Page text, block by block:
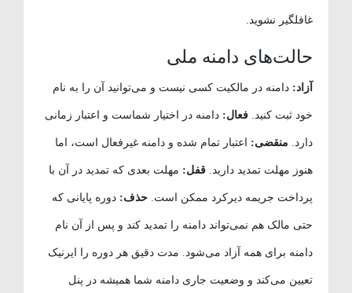
غافلگیر نشوید.
حالت‌های دامنه ملی
آزاد: دامنه در مالکیت کسی نیست و می‌توانید آن را به نام
خود ثبت کنید.فعال:دامنه در اختیار شماست و اعتبار زمانی
دارد. منقضی:اعتبار تمام شده و دامنه غیرفعال است، اما
هنوز مهلت تمدید دارید.قفل:مهلت بعدی که تمدید در آن با
پرداخت جریمه دیرکرد ممکن است.حذف:دوره پایانی که
حتی مالک هم نمی‌تواند دامنه را تمدید کند و پس از آن نام
دامنه برای همه آزاد می‌شود. مدت دقیق هر دوره را ایرنیک
تعیین می‌کند و وضعیت جاری دامنه شما همیشه در پنل